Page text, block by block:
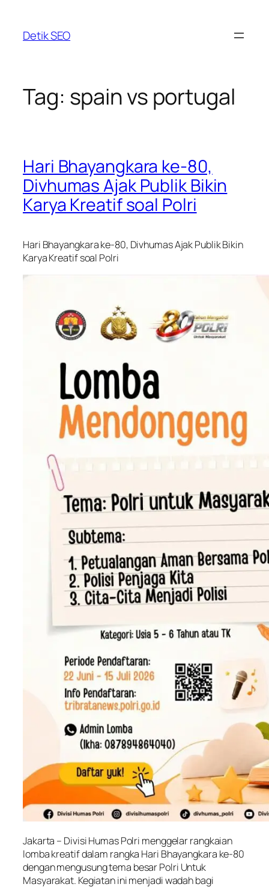
content
Detik SEO
Tag: spain vs portugal
Hari Bhayangkara ke-80,
Divhumas Ajak Publik Bikin
Karya Kreatif soal Polri
Hari Bhayangkara ke-80, Divhumas Ajak Publik Bikin
Karya Kreatif soal Polri
Jakarta – Divisi Humas Polri menggelar rangkaian
lomba kreatif dalam rangka Hari Bhayangkara ke-80
dengan mengusung tema besar Polri Untuk
Masyarakat. Kegiatan ini menjadi wadah bagi